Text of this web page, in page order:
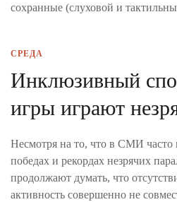
сохранные (слуховой и
СРЕДА
Инклюзивный
игры играют
Несмотря на то, что в СМИ часто
победах и рекордах незрячих
продолжают думать, что
активность совершенно не